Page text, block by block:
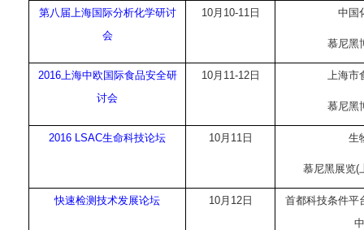
第八届上海国际分析化学研讨
会
10月 10-11日 中国
慕尼黑
2016上海中欧国际食品安全研
讨会
10月 11-12日 上海市
慕尼黑
2016 LSAC生命科技论坛 10月 11日 生
慕尼黑展览(
快速检测技术发展论坛 10月 12日
首都科技条件平